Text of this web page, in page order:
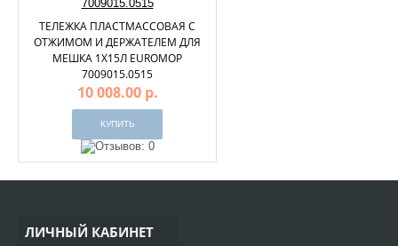
ТЕЛЕЖКА ПЛАСТМАССОВАЯ С
ОТЖИМОМ И ДЕРЖАТЕЛЕМ ДЛЯ
МЕШКА 1Х15Л EUROMOP
7009015.0515
10 008.00 р.
ЛИЧНЫЙ КАБИНЕТ